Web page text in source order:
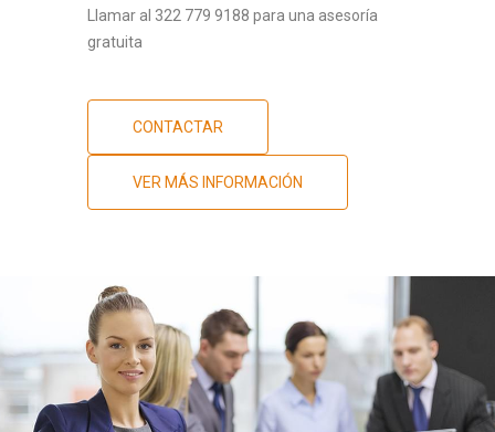
Llamar al 322 779 9188 para una asesoría
gratuita
CONTACTAR
VER MÁS INFORMACIÓN